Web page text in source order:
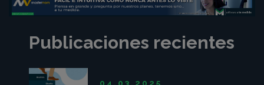
Publicaciones recientes
04.03.2025